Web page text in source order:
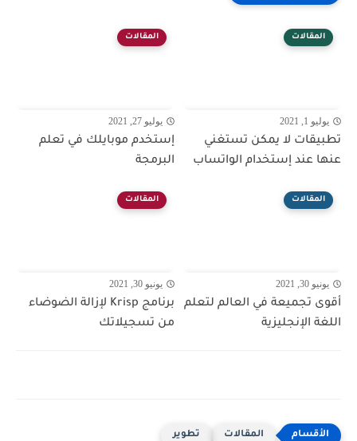
المقالات
يوليو 1, 2021
تطبيقات لا يمكن تستغني
عنها عند إستخدام الواتساب
المقالات
يوليو 27, 2021
إستخدم موبايلك في تعلم
البرمجة
المقالات
يونيو 30, 2021
أقوى تجميعة في العالم لتعلم
اللغة الإنجليزية
المقالات
يونيو 30, 2021
برنامج Krisp لإزالة الضوضاء
من تسجيلاتك
المقالات تطوير